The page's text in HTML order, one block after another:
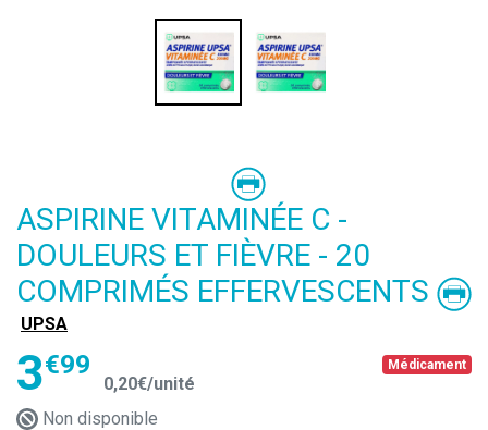
ASPIRINE VITAMINÉE C -
DOULEURS ET FIÈVRE - 20
COMPRIMÉS EFFERVESCENTS
UPSA
Médicament
3€99
0,20€/unité
Non disponible